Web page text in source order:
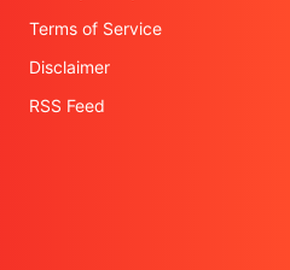
Terms of Service
Disclaimer
RSS Feed